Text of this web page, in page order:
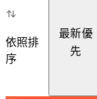
依照排
序
最新優
先